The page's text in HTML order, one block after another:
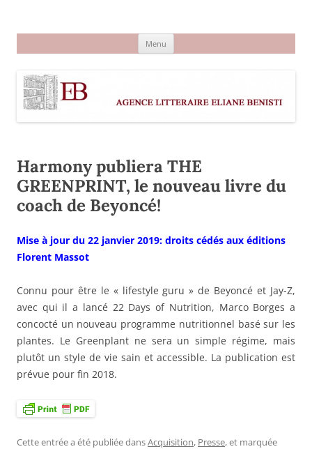
Menu
Harmony publiera THE
GREENPRINT, le nouveau livre du
coach de Beyoncé!
Mise à jour du 22 janvier 2019: droits cédés aux éditions
Florent Massot
Connu pour être le « lifestyle guru » de Beyoncé et Jay-Z,
avec qui il a lancé 22 Days of Nutrition, Marco Borges a
concocté un nouveau programme nutritionnel basé sur les
plantes. Le Greenplant ne sera un simple régime, mais
plutôt un style de vie sain et accessible. La publication est
prévue pour fin 2018.
Cette entrée a été publiée dansAcquisition, Presse, et marquée